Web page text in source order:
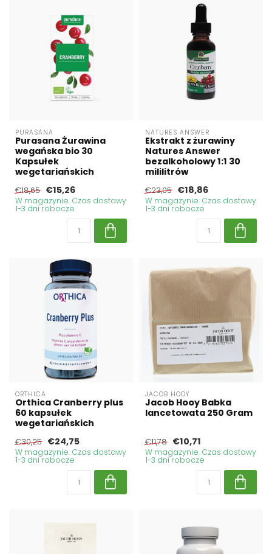
PURASANA
Purasana Żurawina
wegańska bio 30
Kapsułek
wegetariańskich
€18,65 €15,26
W magazynie. Czas dostawy
1-3 dni robocze
NATURES ANSWER
Ekstrakt z żurawiny
Natures Answer
bezalkoholowy 1:1 30
mililitrów
€23,05 €18,86
W magazynie. Czas dostawy
1-3 dni robocze
ORTHICA
Orthica Cranberry plus
60 kapsułek
wegetariańskich
€30,25 €24,75
W magazynie. Czas dostawy
1-3 dni robocze
JACOB HOOY
Jacob Hooy Babka
lancetowata 250 Gram
€11,78 €10,71
W magazynie. Czas dostawy
1-3 dni robocze